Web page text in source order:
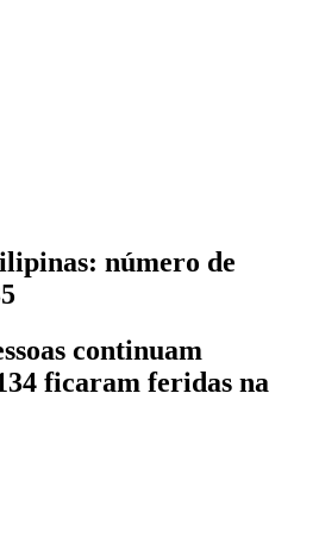
número de
continuam
ficaram feridas na